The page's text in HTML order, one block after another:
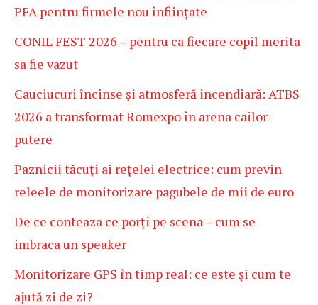
PFA pentru firmele nou înființate
CONIL FEST 2026 – pentru ca fiecare copil merita
sa fie vazut
Cauciucuri încinse și atmosferă incendiară: ATBS
2026 a transformat Romexpo în arena cailor-
putere
Paznicii tăcuți ai rețelei electrice: cum previn
releele de monitorizare pagubele de mii de euro
De ce conteaza ce porți pe scena – cum se
imbraca un speaker
Monitorizare GPS în timp real: ce este și cum te
ajută zi de zi?